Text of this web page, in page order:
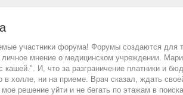
участники форума! Форумы создаются для
личное мнение о медицинском учреждении.
кашей.". И, что за разграничение платники и
в холле, ни на приеме. Врач сказал, ждать
решение уйти и не бегать по этажам в